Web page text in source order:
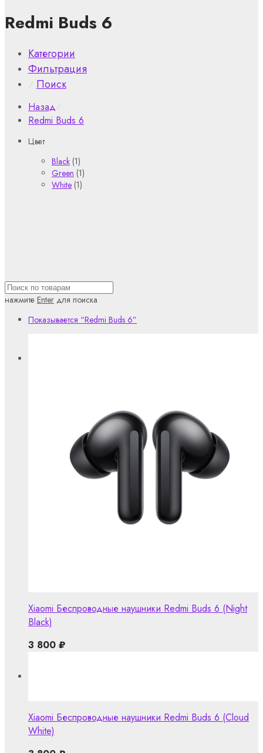
Redmi Buds 6
Категории
Фильтрация
⁄ Поиск
Назад⁄
Redmi Buds 6
Цвет
Black (1)
Green (1)
White (1)
нажмите Enter для поиска
Показывается “Redmi Buds 6”
Xiaomi Беспроводные наушники Redmi Buds 6 (Night
Black)
3 800 ₽
Xiaomi Беспроводные наушники Redmi Buds 6 (Cloud
White)